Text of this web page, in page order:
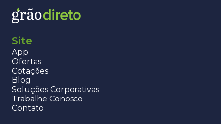
Site
App
Ofertas
Cotações
Blog
Soluções Corporativas
Trabalhe Conosco
Contato